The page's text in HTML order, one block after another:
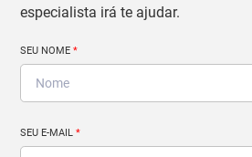
especialista irá te ajudar.
SEU NOME*
SEU E-MAIL*